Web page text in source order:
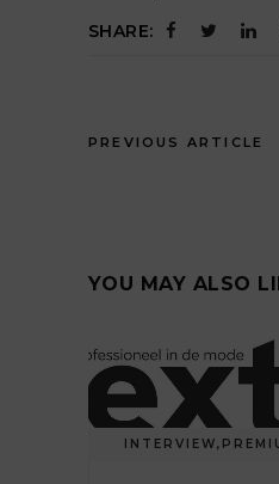
SHARE:
PREVIOUS ARTICLE
YOU MAY ALSO
INTERVIEW,